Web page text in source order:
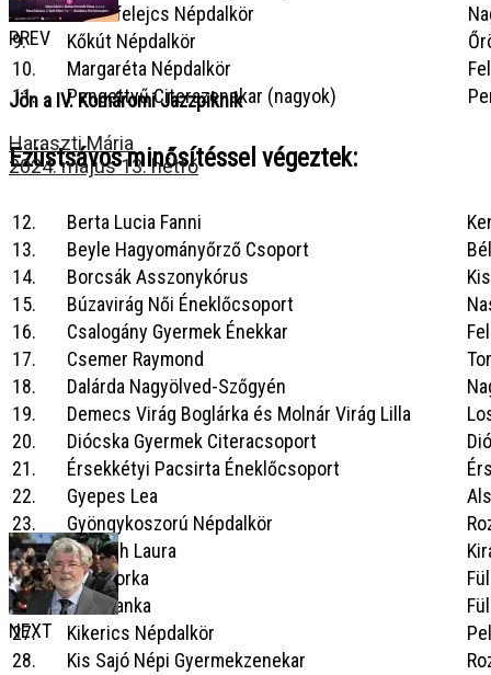
8.
Kéknefelejcs Népdalkör
9.
Kőkút Népdalkör
10.
Margaréta Népdalkör
11.
Pengettyű Citerazenekar (nagyok)
Ezüstsávosminősítéssel végeztek:
12. Berta Lucia Fanni
13.
Beyle Hagyományőrző Csoport
14.
Borcsák Asszonykórus
15.
Búzavirág Női Éneklőcsoport
16.
Csalogány Gyermek Énekkar
17.
Csemer Raymond
18.
Dalárda Nagyölved-Szőgyén
19.
Demecs Virág Boglárka és Molnár Virág Lilla
20.
Diócska Gyermek Citeracsoport
21.
Érsekkétyi Pacsirta Éneklőcsoport
22.
Gyepes Lea
23.
Gyöngykoszorú Népdalkör
24.
Horváth Laura
25.
Illés Dorka
26.
Illés Panka
27.
Kikerics Népdalkör
28.
Kis Sajó Népi Gyermekzenekar
PREV
Jön a IV. Komáromi Jazzpiknik
Haraszti Mária
2024. május 13. hétfő
NEXT